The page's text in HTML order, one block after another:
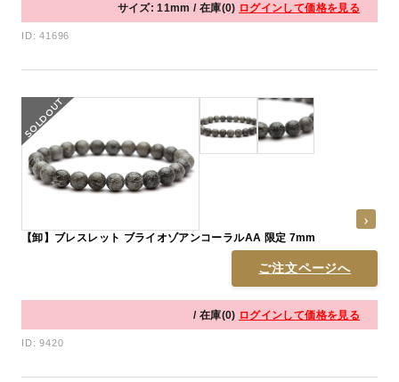
サイズ: 11mm / 在庫(0) ログインして価格を見る
ID: 41696
【卸】ブレスレット ブライオゾアンコーラルAA 限定 7mm
ご注文ページへ
/ 在庫(0) ログインして価格を見る
ID: 9420